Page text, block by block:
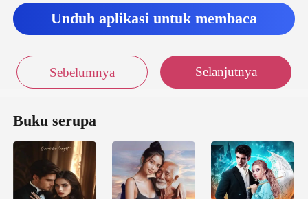
Unduh aplikasi untuk membaca
Sebelumnya Selanjutnya
Buku serupa